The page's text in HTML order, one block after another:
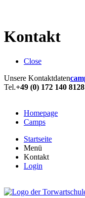
Kontakt
Close
Unsere Kontaktdaten
Tel.+49 (0) 172 140 8128
Homepage
Camps
Startseite
Menü
Kontakt
Login